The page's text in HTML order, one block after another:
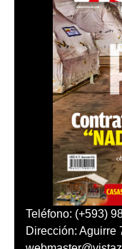
Teléfono: (+593)
Dirección: Aguirre